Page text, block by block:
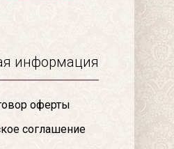
информация
оферты
соглашение